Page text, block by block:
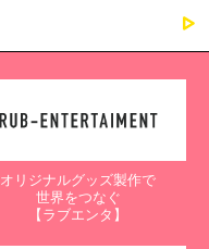
オリジナルグッズ製作で
世界をつなぐ
【ラブエンタ】